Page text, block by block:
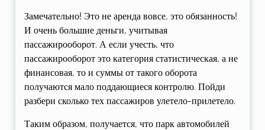
Замечательно! Это не аренда вовсе, это обязанность!
И очень большие деньги, учитывая
пассажирооборот. А если учесть, что
пассажирооборот это категория статистическая, а не
финансовая, то и суммы от такого оборота
получаются мало поддающиеся контролю. Пойди
разбери сколько тех пассажиров улетело-прилетело.
Таким образом, получается, что парк автомобилей